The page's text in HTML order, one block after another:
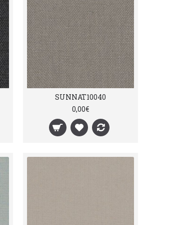
SUNNAT10040
0,00€